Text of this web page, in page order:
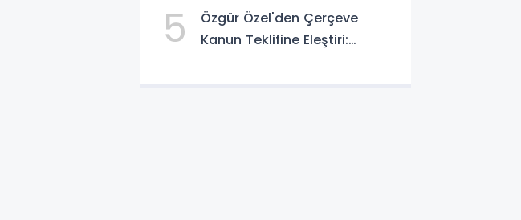
5
Özgür Özel'den Çerçeve
Kanun Teklifine Eleştiri: